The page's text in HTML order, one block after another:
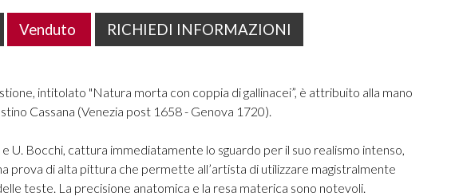
Venduto RICHIEDI INFORMAZIONI
intitolato "Natura morta con coppia di gallinacei”, è attribuito alla mano
Cassana (Venezia post 1658 - Genova 1720).
U. Bocchi, cattura immediatamente lo sguardo per il suo realismo intenso,
prova di alta pittura che permette all’artista di utilizzare magistralmente
teste. La precisione anatomica e la resa materica sono notevoli.